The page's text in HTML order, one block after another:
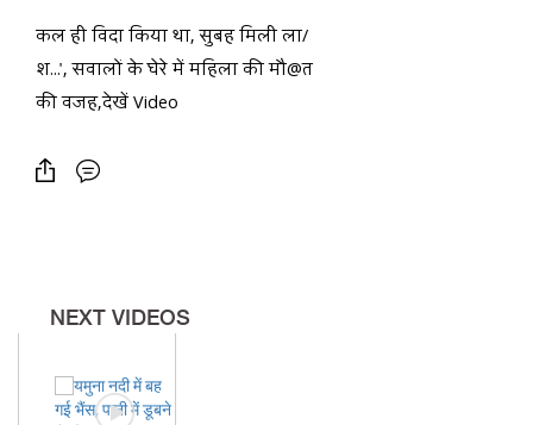
की मौ@त की वजह,देखें
Video
कल ही विदा किया था, सुबह मिली ला/
श...', सवालों के घेरे में महिला की मौ@त
की वजह,देखें Video
NEXT VIDEOS